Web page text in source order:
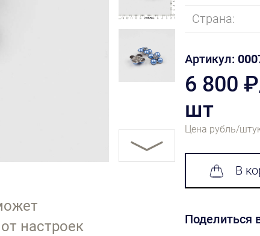
настроек
Страна:
Артикул:
6 800
шт
Цена рубль/
В
Поделиться